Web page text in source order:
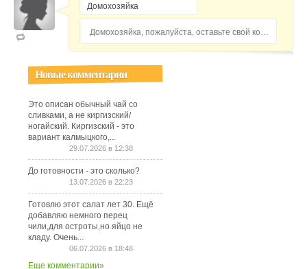
Домохозяйка, пожалуйста, оставьте свой комментарий...
Новые комментарии
Это описан обычный чай со
сливками, а не киргизский/
ногайский. Киргизский - это
вариант калмыцкого,...
29.07.2026 в 12:38
До готовности - это сколько?
13.07.2026 в 22:23
Готовлю этот салат лет 30. Ещё
добавляю немного перец
чили,для остроты,но яйцо не
кладу. Очень...
06.07.2026 в 18:48
Еще комментарии»